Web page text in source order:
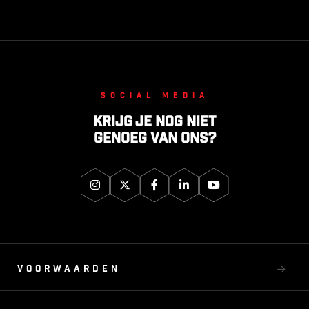
Social media
Krijg je nog niet
genoeg van ons?
Voorwaarden